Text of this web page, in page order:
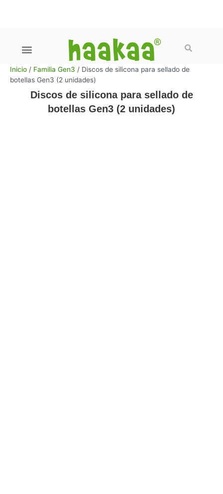
Menú
Inicio / Familia Gen3 / Discos de silicona para sellado de
botellas Gen3 (2 unidades)
Discos de silicona para sellado de
botellas Gen3 (2 unidades)